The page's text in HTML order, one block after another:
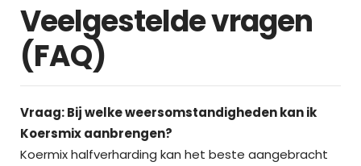
Veelgestelde vragen
(FAQ)
Vraag: Bij welke weersomstandigheden kan ik
Koersmix aanbrengen?
Koermix halfverharding kan het beste aangebracht